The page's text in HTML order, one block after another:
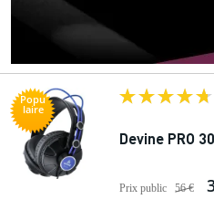
Popu
laire
Devine PRO
Prix public 56 €